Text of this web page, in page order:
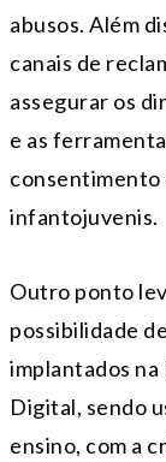
abusos. Além
canais de
assegurar os
e as
consentimento
infantojuvenis.
Outro ponto
possibilidade
implantados
Digital, sendo
ensino, com a